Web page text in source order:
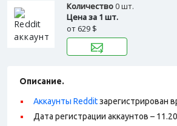
Количество0 шт.
Цена за 1 шт.
от 629 $
Описание.
Аккаунты Redditзарегистрирован
Дата регистрации аккаунтов –